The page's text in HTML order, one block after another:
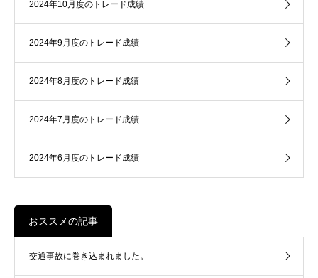
2024年10月度のトレード成績
2024年9月度のトレード成績
2024年8月度のトレード成績
2024年7月度のトレード成績
2024年6月度のトレード成績
おススメの記事
交通事故に巻き込まれました。